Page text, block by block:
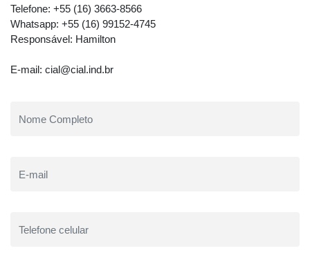
Telefone: +55 (16) 3663-8566
Whatsapp: +55 (16) 99152-4745
Responsável: Hamilton
E-mail: cial@cial.ind.br